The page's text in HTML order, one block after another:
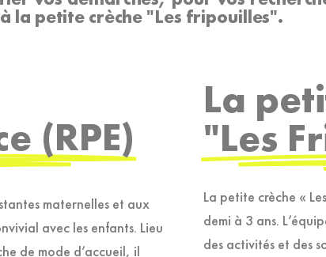
la petite crèche "Les fripouilles".
(RPE)
maternelles et aux
avec les enfants. Lieu
de mode d’accueil, il
La
"Les
La petite crèche «
demi à 3 ans.
des activités et des